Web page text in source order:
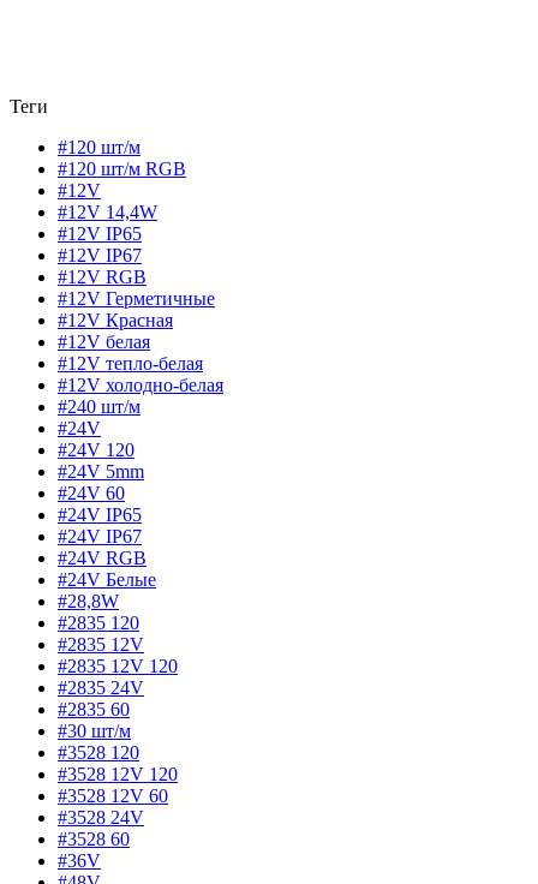
Теги
#120 шт/м
#120 шт/м RGB
#12V
#12V 14,4W
#12V IP65
#12V IP67
#12V RGB
#12V Герметичные
#12V Красная
#12V белая
#12V тепло-белая
#12V холодно-белая
#240 шт/м
#24V
#24V 120
#24V 5mm
#24V 60
#24V IP65
#24V IP67
#24V RGB
#24V Белые
#28,8W
#2835 120
#2835 12V
#2835 12V 120
#2835 24V
#2835 60
#30 шт/м
#3528 120
#3528 12V 120
#3528 12V 60
#3528 24V
#3528 60
#36V